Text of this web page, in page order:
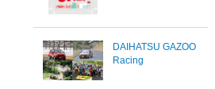
DAIHATSU GAZOO
Racing